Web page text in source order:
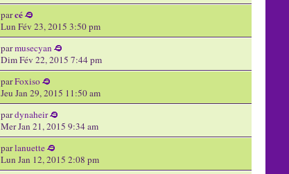
parcé
Lun Fév 23, 2015 3:50 pm
parmusecyan
Dim Fév 22, 2015 7:44 pm
parFoxiso
Jeu Jan 29, 2015 11:50 am
pardynaheir
Mer Jan 21, 2015 9:34 am
parlanuette
Lun Jan 12, 2015 2:08 pm